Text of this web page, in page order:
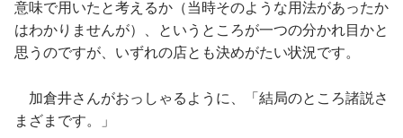
意味で用いたと考えるか（当時そのような用法があったか
はわかりませんが）、というところが一つの分かれ目かと
思うのですが、いずれの店とも決めがたい状況です。
加倉井さんがおっしゃるように、「結局のところ諸説さ
まざまです。」